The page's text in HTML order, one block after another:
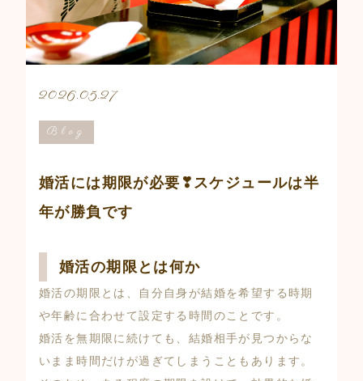
2026.05.27
Blog
婚活には期限が必要❣スケジュールは半
年が勝負です
婚活の期限とは何か
婚活の期限とは、自分自身が結婚を希望する時期
や年齢に合わせて設定する時間のことです。
婚活を無期限に続けても、結婚相手が見つからな
いまま時間だけが過ぎてしまうこともあります。